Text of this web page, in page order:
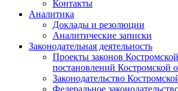
Контакты
Аналитика
Доклады и резолюции
Аналитические записки
Законодательная деятельность
Проекты законов
постановлений Костромской
Законодательство
Федеральное